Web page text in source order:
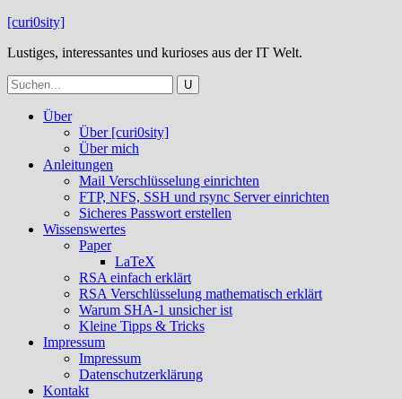
[curi0sity]
Lustiges, interessantes und kurioses aus der IT Welt.
Über
Über [curi0sity]
Über mich
Anleitungen
Mail Verschlüsselung einrichten
FTP, NFS, SSH und rsync Server einrichten
Sicheres Passwort erstellen
Wissenswertes
Paper
LaTeX
RSA einfach erklärt
RSA Verschlüsselung mathematisch erklärt
Warum SHA-1 unsicher ist
Kleine Tipps & Tricks
Impressum
Impressum
Datenschutzerklärung
Kontakt